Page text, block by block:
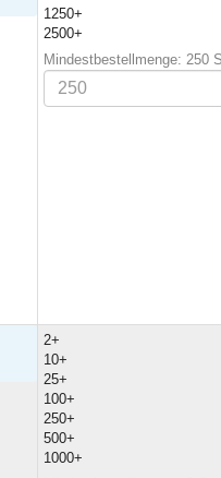
1250+
2500+
Mindestbestellmenge: 250
2+
10+
25+
100+
250+
500+
1000+